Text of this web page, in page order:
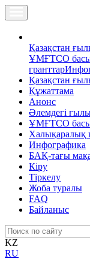
Қазақстан
ҰМҒТСО
гранттар
Қазақстан
Құжаттама
Анонс
Әлемдегі
ҰМҒТСО
Халықаралық
Инфографика
БАҚ-тағы
Кіру
Тіркелу
Жоба туралы
FAQ
Байланыс
KZ
RU